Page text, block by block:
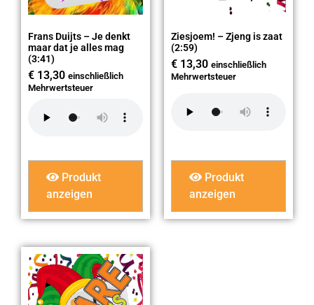
Frans Duijts – Je denkt
maar dat je alles mag
(3:41)
€ 13,30 einschließlich
Mehrwertsteuer
Produkt
anzeigen
Ziesjoem! – Zjeng is zaat
(2:59)
€ 13,30 einschließlich
Mehrwertsteuer
Produkt
anzeigen